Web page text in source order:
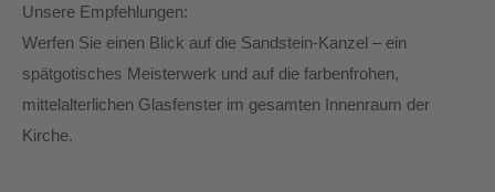
Unsere Empfehlungen:
Werfen Sie einen Blick auf die Sandstein-Kanzel – ein
spätgotisches Meisterwerk und auf die farbenfrohen,
mittelalterlichen Glasfenster im gesamten Innenraum der
Kirche.